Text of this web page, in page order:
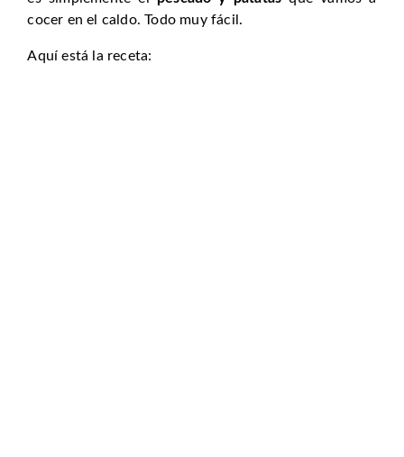
cocer en el caldo. Todo muy fácil.
Aquí está la receta: